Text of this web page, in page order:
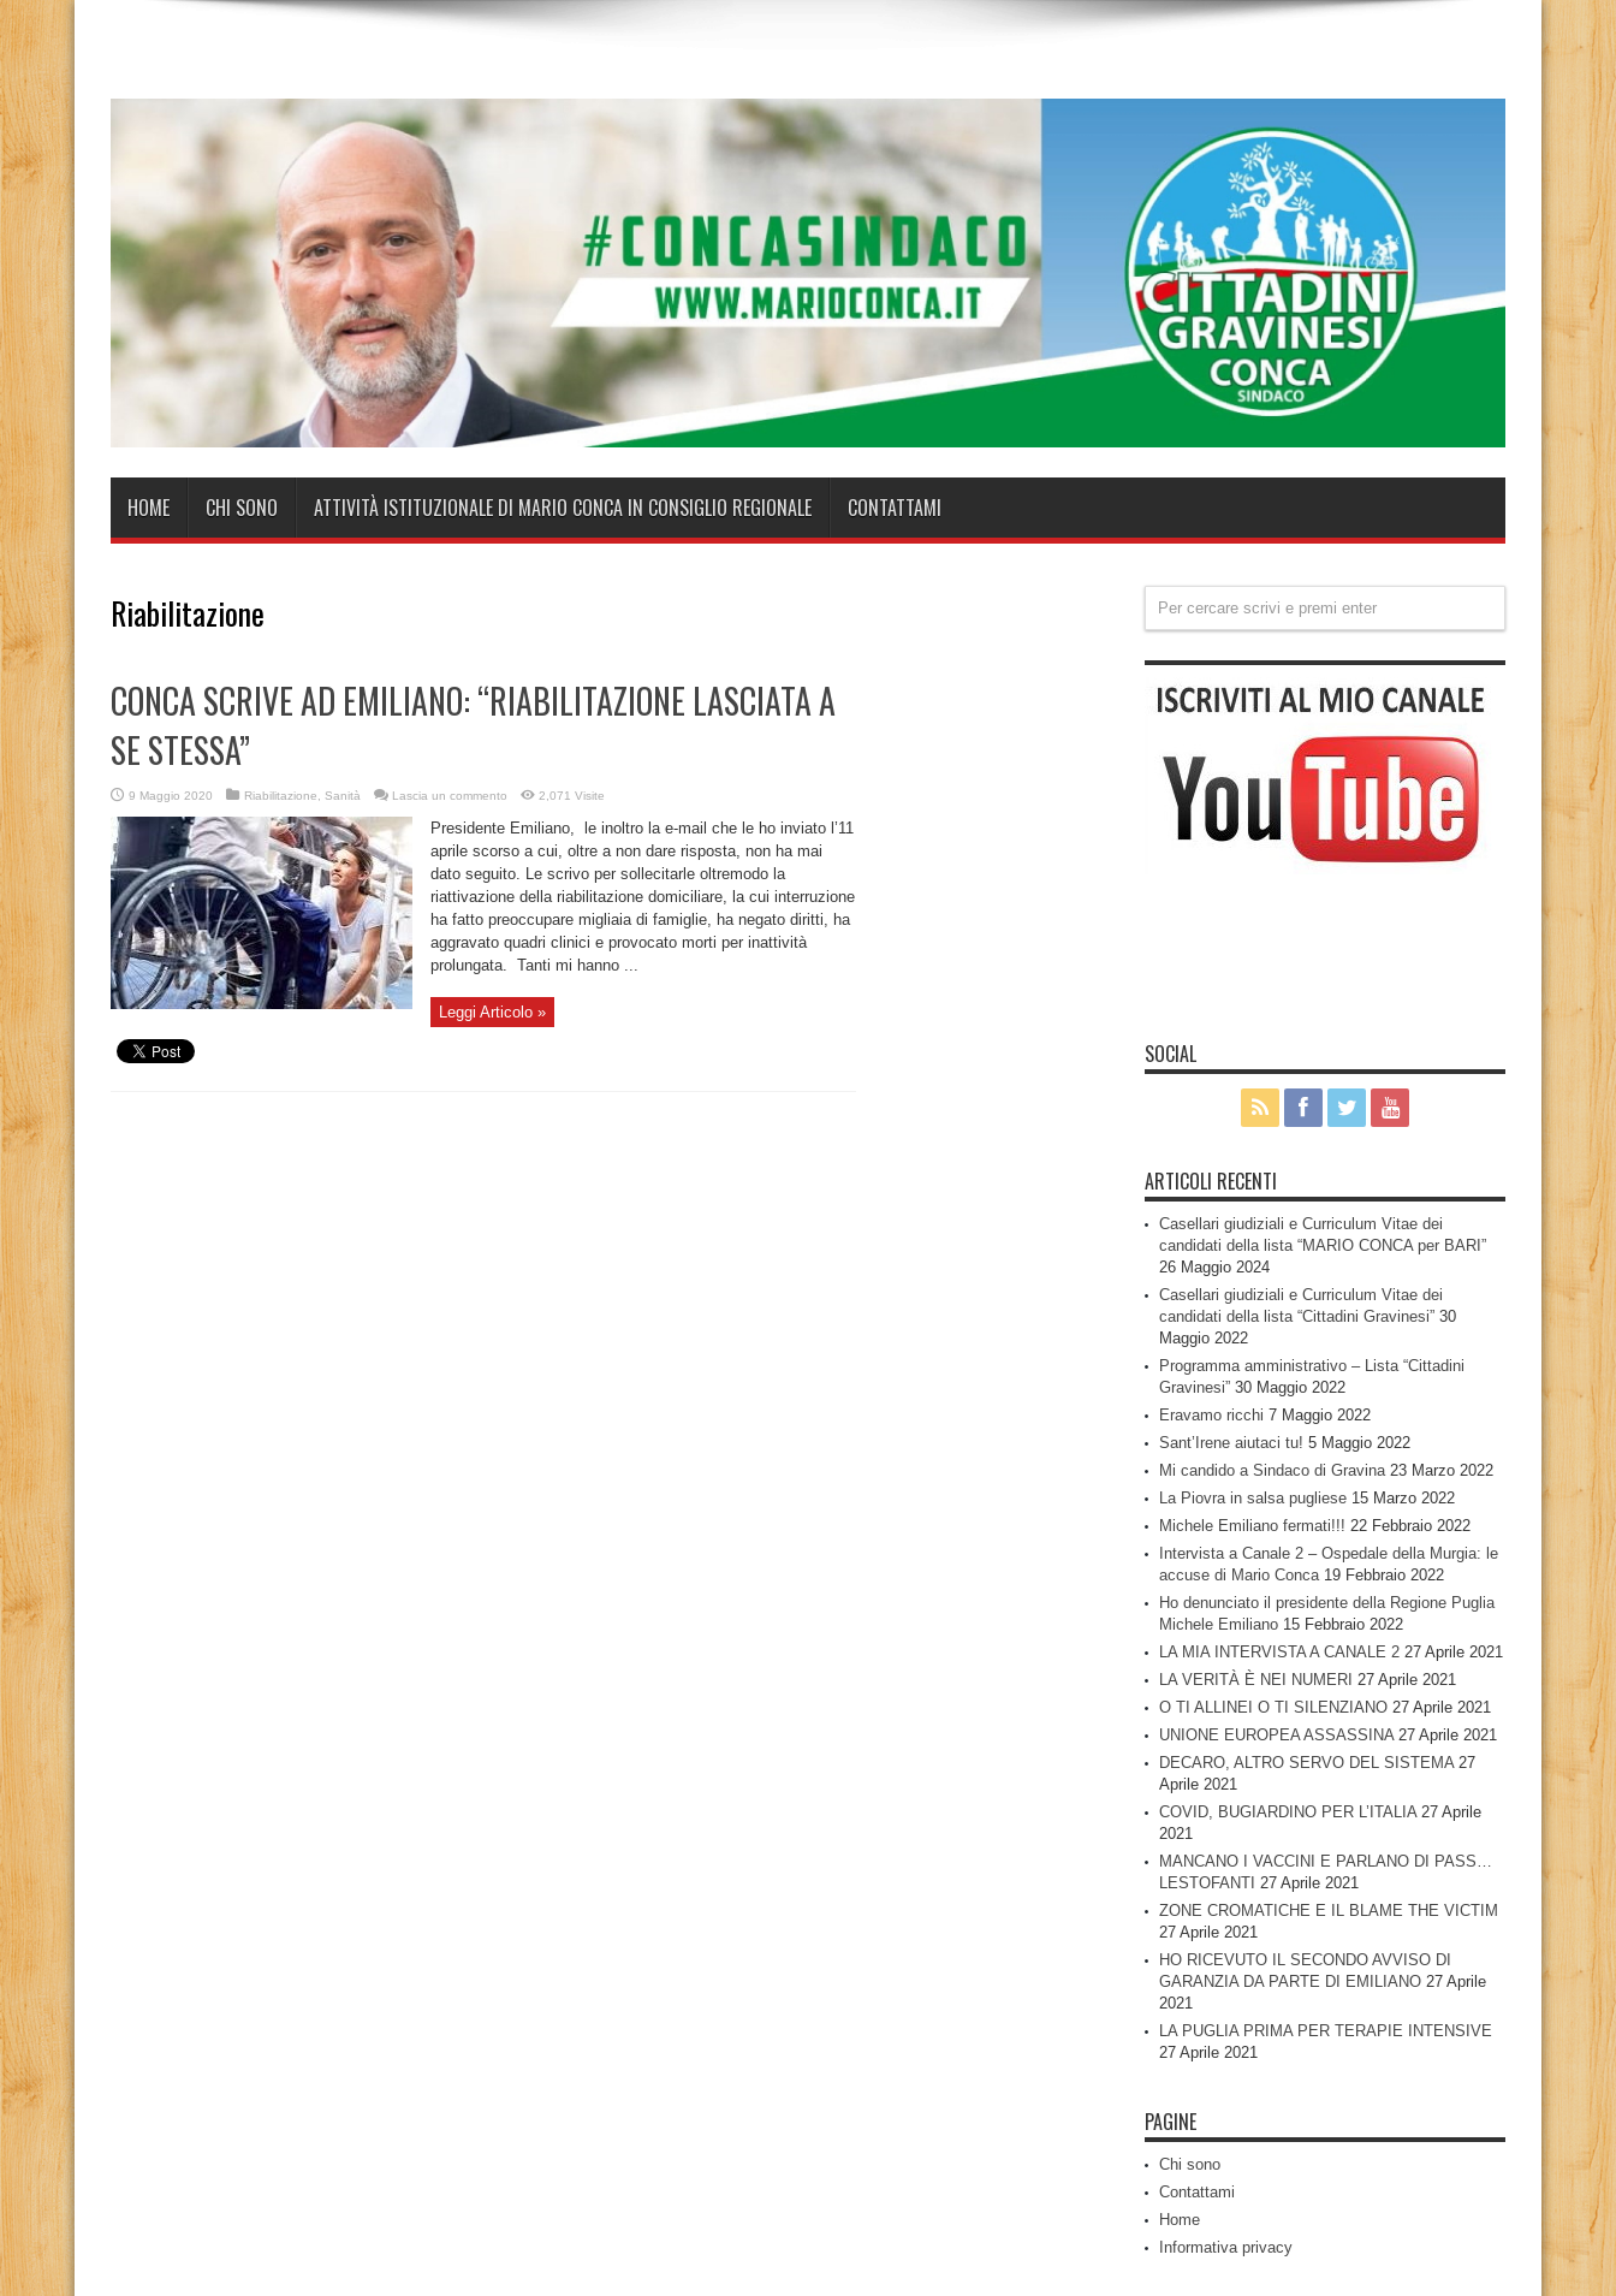
HOME CHI SONO ATTIVITÀ ISTITUZIONALE DI MARIO CONCA IN CONSIGLIO REGIONALE CONTATTAMI
Riabilitazione
CONCA SCRIVE AD EMILIANO: “RIABILITAZIONE LASCIATA A
SE STESSA”
9 Maggio 2020 Riabilitazione Sanità Lascia un commento 2,071 Visite
Presidente Emiliano, le inoltro la e-mail che le ho inviato l’11
aprile scorso a cui, oltre a non dare risposta, non ha mai
dato seguito. Le scrivo per sollecitarle oltremodo la
riattivazione della riabilitazione domiciliare, la cui interruzione
ha fatto preoccupare migliaia di famiglie, ha negato diritti, ha
aggravato quadri clinici e provocato morti per inattività
prolungata. Tanti mi hanno ...
Leggi Articolo »
SOCIAL
ARTICOLI RECENTI
Casellari giudiziali e Curriculum Vitae dei
candidati della lista “MARIO CONCA per BARI”
26 Maggio 2024
Casellari giudiziali e Curriculum Vitae dei
candidati della lista “Cittadini Gravinesi” 30
Maggio 2022
Programma amministrativo – Lista “Cittadini
Gravinesi” 30 Maggio 2022
Eravamo ricchi 7 Maggio 2022
Sant’Irene aiutaci tu! 5 Maggio 2022
Mi candido a Sindaco di Gravina 23 Marzo 2022
La Piovra in salsa pugliese 15 Marzo 2022
Michele Emiliano fermati!!! 22 Febbraio 2022
Intervista a Canale 2 – Ospedale della Murgia: le
accuse di Mario Conca 19 Febbraio 2022
Ho denunciato il presidente della Regione Puglia
Michele Emiliano 15 Febbraio 2022
LA MIA INTERVISTA A CANALE 2 27 Aprile 2021
LA VERITÀ È NEI NUMERI 27 Aprile 2021
O TI ALLINEI O TI SILENZIANO 27 Aprile 2021
UNIONE EUROPEA ASSASSINA 27 Aprile 2021
DECARO, ALTRO SERVO DEL SISTEMA 27
Aprile 2021
COVID, BUGIARDINO PER L’ITALIA 27 Aprile
2021
MANCANO I VACCINI E PARLANO DI PASS…
LESTOFANTI 27 Aprile 2021
ZONE CROMATICHE E IL BLAME THE VICTIM
27 Aprile 2021
HO RICEVUTO IL SECONDO AVVISO DI
GARANZIA DA PARTE DI EMILIANO 27 Aprile
2021
LA PUGLIA PRIMA PER TERAPIE INTENSIVE
27 Aprile 2021
PAGINE
Chi sono
Contattami
Home
Informativa privacy